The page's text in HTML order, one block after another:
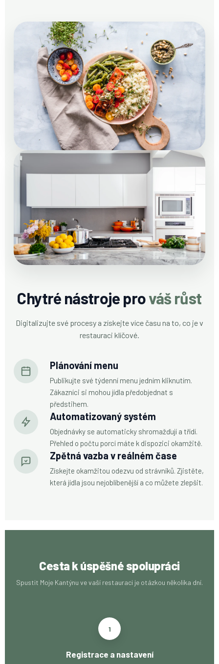
Chytré nástroje prováš růst
Digitalizujte své procesy a získejte více času na to, co je v
restauraci klíčové.
Plánování menu
Publikujte své týdenní menu jedním kliknutím.
Zákazníci si mohou jídla předobjednat s
předstihem.
Automatizovaný systém
Objednávky se automaticky shromažďují a třídí.
Přehled o počtu porcí máte k dispozici okamžitě.
Zpětná vazba v reálném čase
Získejte okamžitou odezvu od strávníků. Zjistěte,
která jídla jsou nejoblíbenější a co můžete zlepšit.
Cesta k úspěšné spolupráci
Spustit Moje Kantýnu ve vaší restauraci je otázkou několika dní.
1
Registrace a nastavení